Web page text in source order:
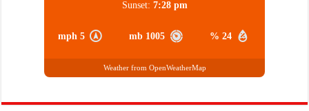
24 %
1005 mb
5 mph
Sunset: 7:28 pm
Weather from OpenWeatherMap